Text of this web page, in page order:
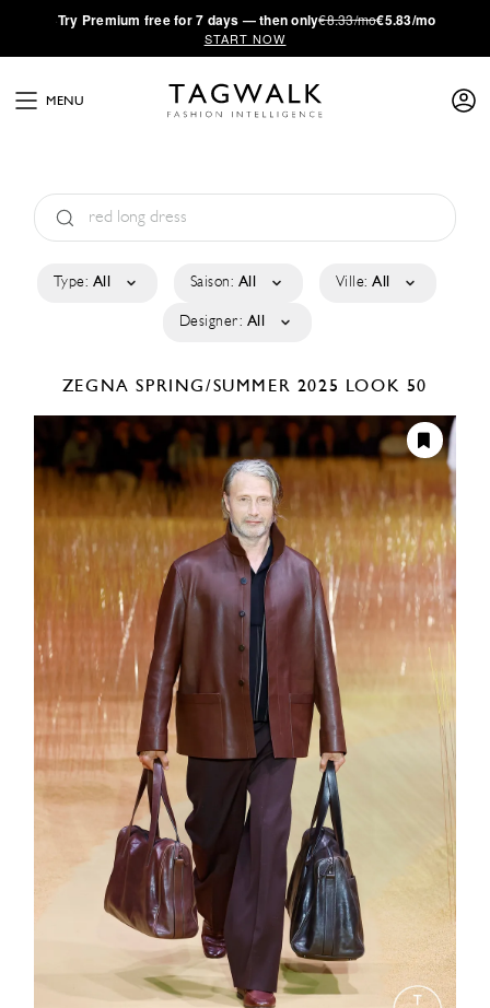
·Try Premium free for 7 days — then only€8.33/mo€5.83/mo
START NOW
MENU
Type: All Saison: All Ville: All
Designer: All
ZEGNASPRING/SUMMER 2025 LOOK 50